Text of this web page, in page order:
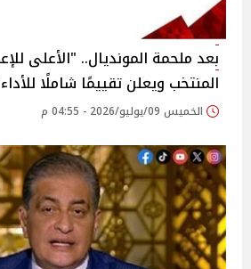
بعد ملحمة المونديال.. "الأعلى
المنتخب ويعلن تقييمًا شاملًا
الخميس 09/يوليو/2026 - 04:55 م